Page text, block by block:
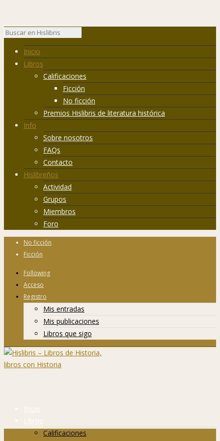
Inicio
Libros
Calificaciones
Ficción
No ficción
Premios Hislibris de literatura histórica
Info
Sobre nosotros
FAQs
Contacto
Hislibreños
Actividad
Grupos
Miembros
Foro
No ficción
Ficción
Following
Acceso
Registro
Mis entradas
Mis publicaciones
Libros que sigo
Inicio
Libros
Calificaciones